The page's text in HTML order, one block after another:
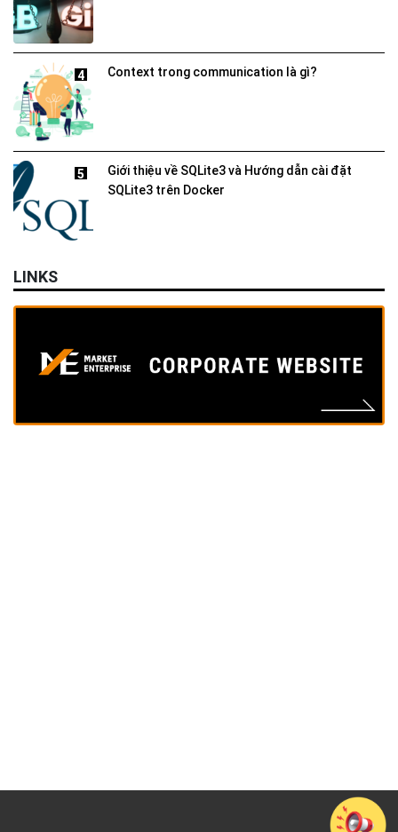
4 Context trong communication là gì?
5
Giới thiệu về SQLite3 và Hướng dẫn cài đặt
SQLite3 trên Docker
LINKS